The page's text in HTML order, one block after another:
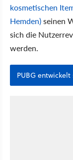
kosmetischen
Hemden)seinen
sich die
werden.
PUBG